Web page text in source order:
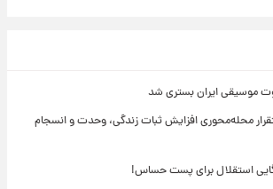
موسیقی ایران بستری شد
محله‌محوری افزایش ثبات زندگی، وحدت و انسجام
استقلال برای پست حساس!